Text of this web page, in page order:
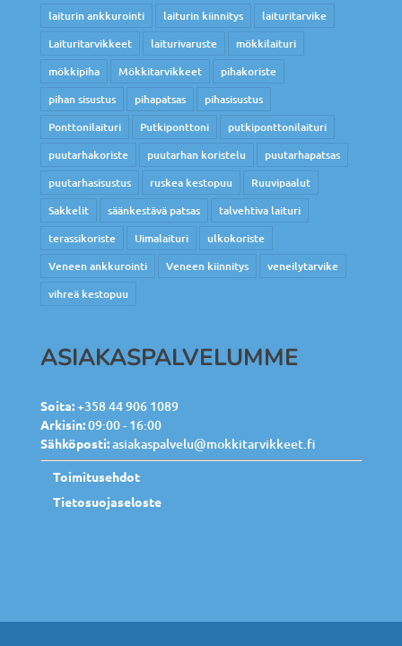
laiturin ankkurointi
laiturin kiinnitys
laituritarvike
Laituritarvikkeet
laiturivaruste
mökkilaituri
mökkipiha
Mökkitarvikkeet
pihakoriste
pihan sisustus
pihapatsas
pihasisustus
Ponttonilaituri
Putkiponttoni
putkiponttonilaituri
puutarhakoriste
puutarhan koristelu
puutarhapatsas
puutarhasisustus
ruskea kestopuu
Ruuvipaalut
Sakkelit
säänkestävä patsas
talvehtiva laituri
terassikoriste
Uimalaituri
ulkokoriste
Veneen ankkurointi
Veneen kiinnitys
veneilytarvike
vihreä kestopuu
ASIAKASPALVELUMME
Soita:+358 44 906 1089
Arkisin:09:00 - 16:00
Sähköposti:asiakaspalvelu@mokkitarvikkeet.fi
Toimitusehdot
Tietosuojaseloste